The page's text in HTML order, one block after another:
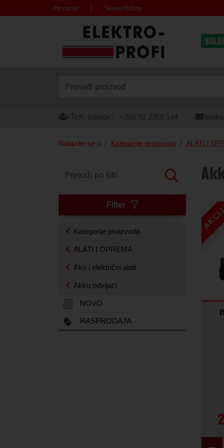
Hrvatski Slovenščina
Pronađi proizvod
Teh. pomoć: +385 91 2358 144
Nalazite se u Kategorije proizvoda ALATI I
Pretraži po šifri
Filter
Kategorije proizvoda
ALATI I OPREMA
Aku i električni alati
Akku odvijači
NOVO
RASPRODAJA